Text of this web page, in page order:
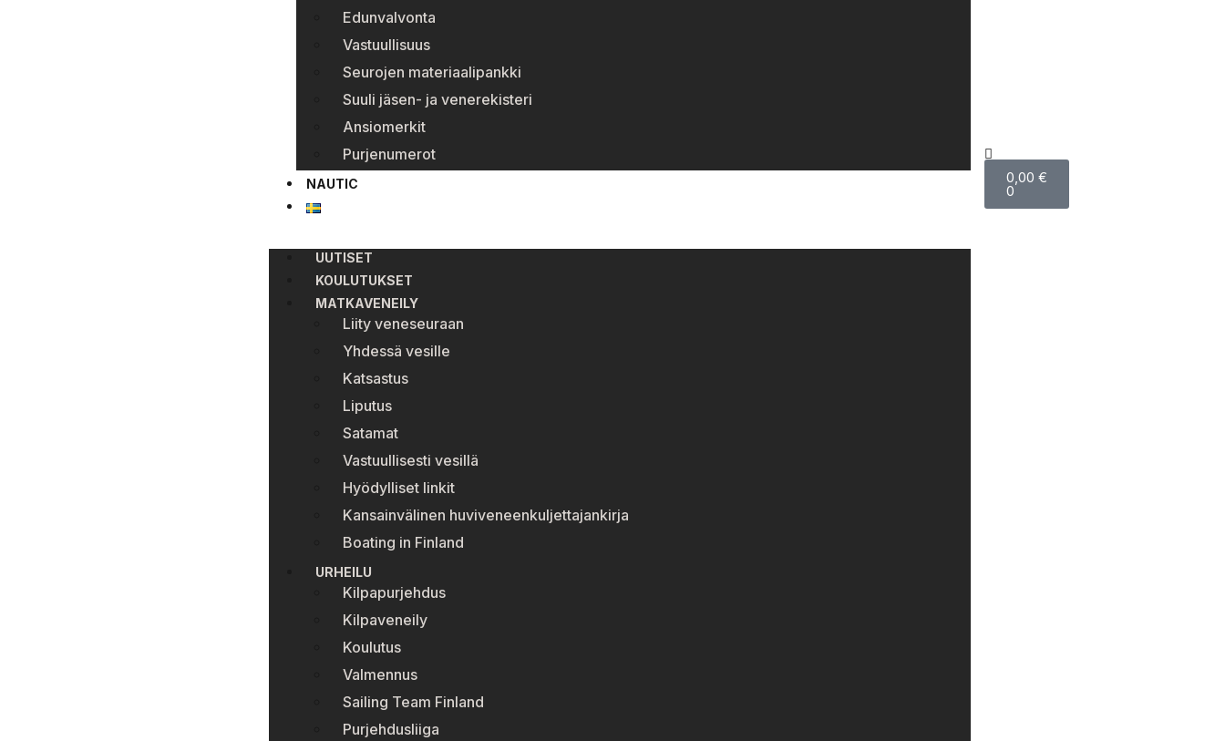
Edunvalvonta
Vastuullisuus
Seurojen materiaalipankki
Suuli jäsen- ja venerekisteri
Ansiomerkit
Purjenumerot
NAUTIC
UUTISET
KOULUTUKSET
MATKAVENEILY
Liity veneseuraan
Yhdessä vesille
Katsastus
Liputus
Satamat
Vastuullisesti vesillä
Hyödylliset linkit
Kansainvälinen huviveneenkuljettajankirja
Boating in Finland
URHEILU
Kilpapurjehdus
Kilpaveneily
Koulutus
Valmennus
Sailing Team Finland
Purjehdusliiga
0,00€
0